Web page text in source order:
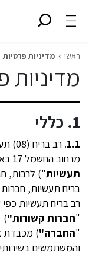
ראשי מדיניות פרטיות
מדיניות
1. כללי
1.1
מרחוב החשמל 17 באשקלון (להלן: "
תעשיות") לרבות,
בריח תעשיות,
רב בריח תעשיות
"חברות קשורות")
"החברה") מכבדת
והמשתמשים